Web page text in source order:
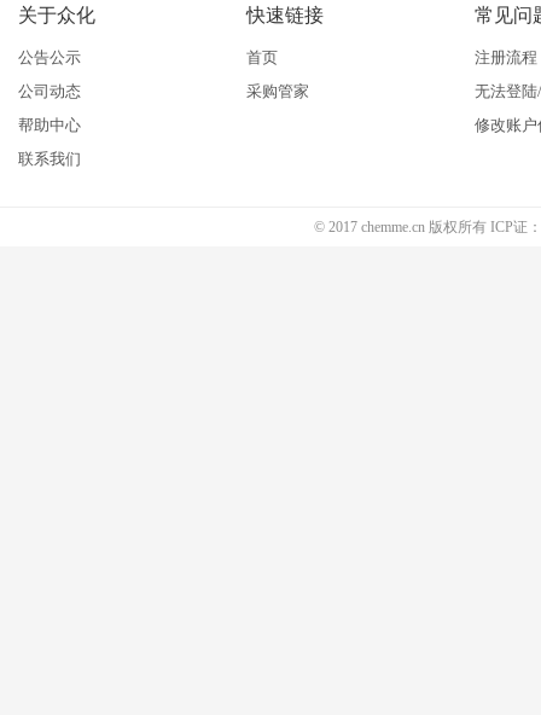
关于众化
公告公示
公司动态
帮助中心
联系我们
快速链接
首页
采购管家
常见问
注册流程
无法登
修改账户
© 2017 chemme.cn 版权所有 ICP证：